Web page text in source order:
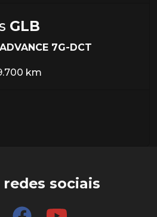
GLB
7G-DCT
km
redes sociais